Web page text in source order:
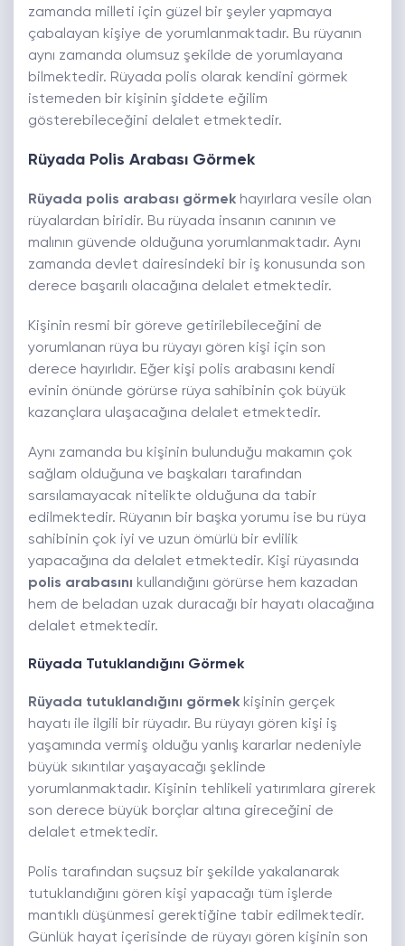
zamanda milleti için güzel bir şeyler yapmaya
çabalayan kişiye de yorumlanmaktadır. Bu rüyanın
aynı zamanda olumsuz şekilde de yorumlayana
bilmektedir. Rüyada polis olarak kendini görmek
istemeden bir kişinin şiddete eğilim
gösterebileceğini delalet etmektedir.
Rüyada Polis Arabası Görmek
Rüyada polis arabası görmek hayırlara vesile olan
rüyalardan biridir. Bu rüyada insanın canının ve
malının güvende olduğuna yorumlanmaktadır. Aynı
zamanda devlet dairesindeki bir iş konusunda son
derece başarılı olacağına delalet etmektedir.
Kişinin resmi bir göreve getirilebileceğini de
yorumlanan rüya bu rüyayı gören kişi için son
derece hayırlıdır. Eğer kişi polis arabasını kendi
evinin önünde görürse rüya sahibinin çok büyük
kazançlara ulaşacağına delalet etmektedir.
Aynı zamanda bu kişinin bulunduğu makamın çok
sağlam olduğuna ve başkaları tarafından
sarsılamayacak nitelikte olduğuna da tabir
edilmektedir. Rüyanın bir başka yorumu ise bu rüya
sahibinin çok iyi ve uzun ömürlü bir evlilik
yapacağına da delalet etmektedir. Kişi rüyasında
polis arabasını kullandığını görürse hem kazadan
hem de beladan uzak duracağı bir hayatı olacağına
delalet etmektedir.
Rüyada Tutuklandığını Görmek
Rüyada tutuklandığını görmek kişinin gerçek
hayatı ile ilgili bir rüyadır. Bu rüyayı gören kişi iş
yaşamında vermiş olduğu yanlış kararlar nedeniyle
büyük sıkıntılar yaşayacağı şeklinde
yorumlanmaktadır. Kişinin tehlikeli yatırımlara girerek
son derece büyük borçlar altına gireceğini de
delalet etmektedir.
Polis tarafından suçsuz bir şekilde yakalanarak
tutuklandığını gören kişi yapacağı tüm işlerde
mantıklı düşünmesi gerektiğine tabir edilmektedir.
Günlük hayat içerisinde de rüyayı gören kişinin son